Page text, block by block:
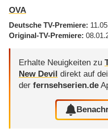
OVA
Deutsche TV-Premiere
Original-TV-Premiere
Erhalte Neuigkeiten zu
New Devil direkt auf
der fernsehserien.de